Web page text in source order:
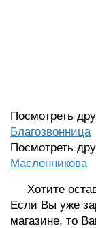
Посмотреть
Благозвонница
Посмотреть
Масленникова
Хотите
Если Вы уже
магазине, то